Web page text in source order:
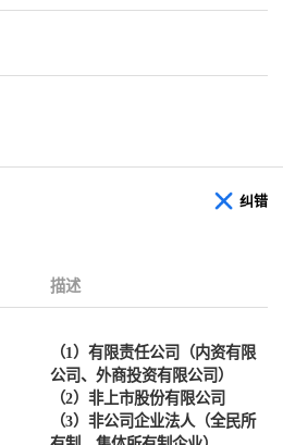
纠错
描述
（1）有限责任公司（内资有限
公司、外商投资有限公司）
（2）非上市股份有限公司
（3）非公司企业法人（全民所